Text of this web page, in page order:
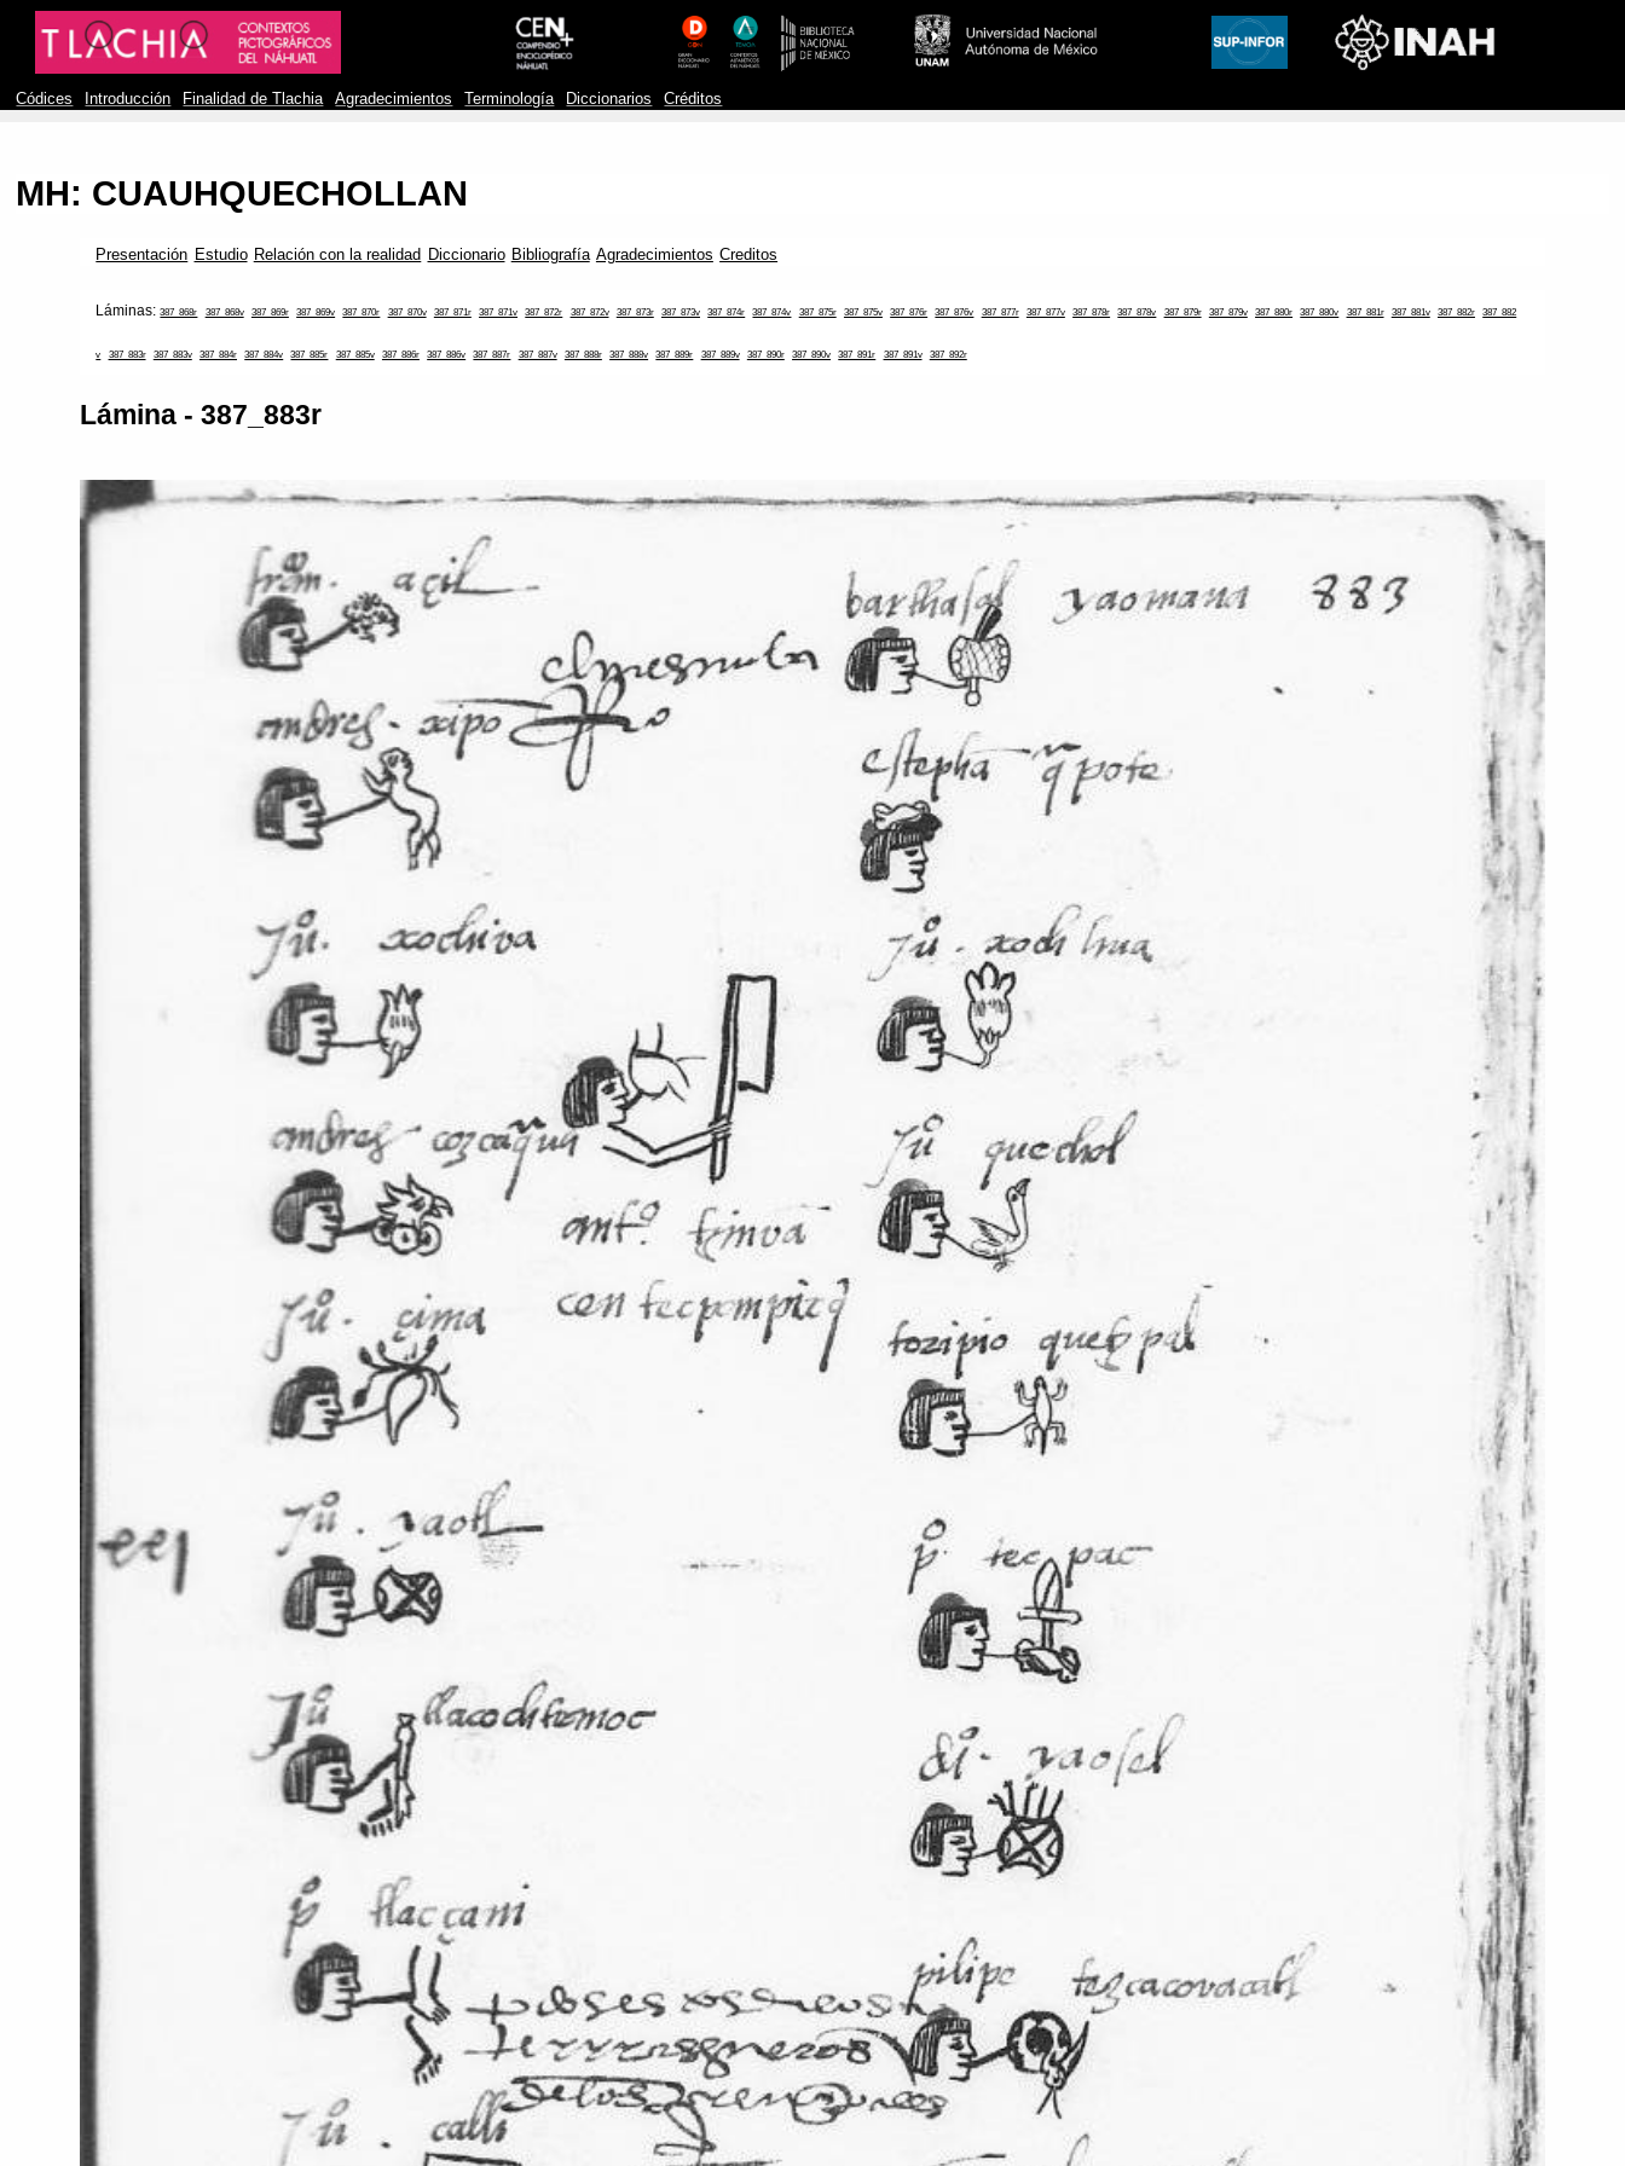
Códices Introducción Finalidad de Tlachia Agradecimientos Terminología Diccionarios Créditos
MH: CUAUHQUECHOLLAN
Presentación Estudio Relación con la realidad Diccionario Bibliografía Agradecimientos Creditos
Láminas:387_868r 387_868v 387_869r 387_869v 387_870r 387_870v 387_871r 387_871v 387_872r 387_872v 387_873r 387_873v 387_874r 387_874v 387_875r 387_875v 387_876r 387_876v 387_877r 387_877v 387_878r 387_878v 387_879r 387_879v 387_880r 387_880v 387_881r 387_881v 387_882r 387_882
v 387_883r 387_883v 387_884r 387_884v 387_885r 387_885v 387_886r 387_886v 387_887r 387_887v 387_888r 387_888v 387_889r 387_889v 387_890r 387_890v 387_891r 387_891v 387_892r
Lámina - 387_883r